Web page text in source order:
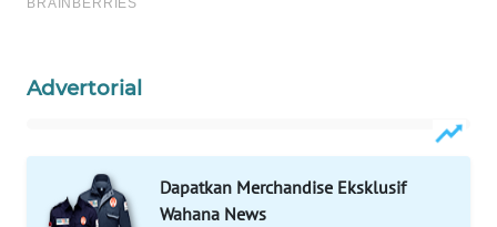
Advertorial
Dapatkan Merchandise Eksklusif
Wahana News
WN
WN
SURABAYA